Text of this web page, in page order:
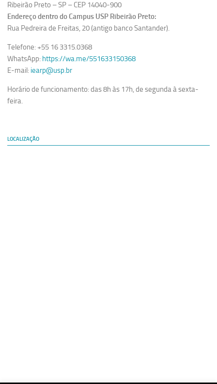
Newsletter
Ribeirão Preto – SP – CEP 14040-900
Endereço dentro do Campus USP Ribeirão Preto:
Rua Pedreira de Freitas, 20 (antigo banco Santander).
Telefone: +55 16 3315.0368
WhatsApp: https://wa.me/551633150368
E-mail: iearp@usp.br
Horário de funcionamento: das 8h às 17h, de segunda à sexta-
feira.
LOCALIZAÇÃO